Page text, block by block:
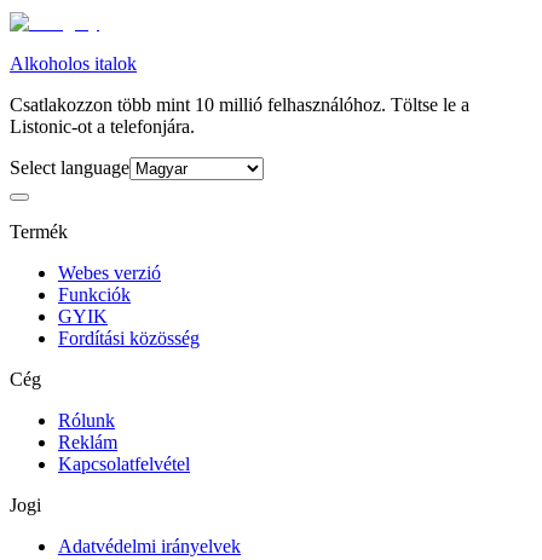
Alkoholos italok
Csatlakozzon több mint 10 millió felhasználóhoz. Töltse le a
Listonic-ot a telefonjára.
Select language
Termék
Webes verzió
Funkciók
GYIK
Fordítási közösség
Cég
Rólunk
Reklám
Kapcsolatfelvétel
Jogi
Adatvédelmi irányelvek